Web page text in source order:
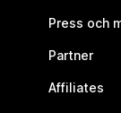
Press och
Partner
Affiliates